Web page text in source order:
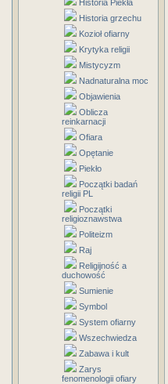
Historia Piekła
Historia grzechu
Kozioł ofiarny
Krytyka religii
Mistycyzm
Nadnaturalna moc
Objawienia
Oblicza
reinkarnacji
Ofiara
Opętanie
Piekło
Początki badań
religii PL
Początki
religioznawstwa
Politeizm
Raj
Religijność a
duchowość
Sumienie
Symbol
System ofiarny
Wszechwiedza
Zabawa i kult
Zarys
fenomenologii ofiary